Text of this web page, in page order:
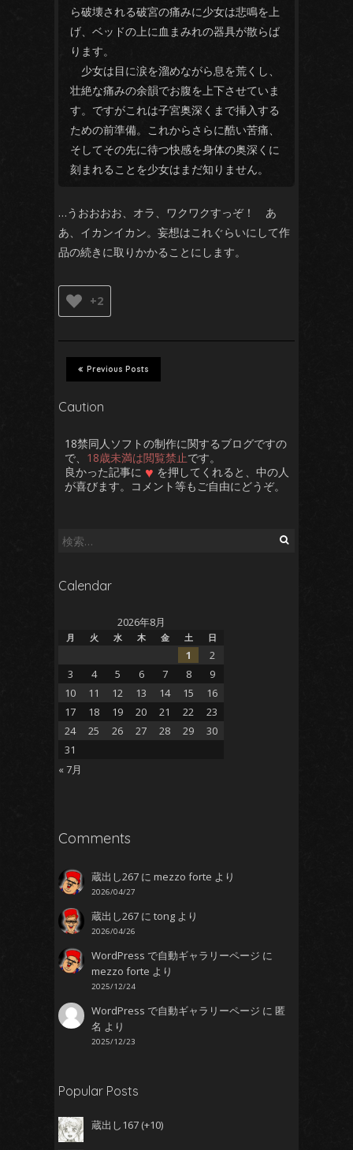
ら破壊される破宮の痛みに少女は悲鳴を上
げ、ベッドの上に血まみれの器具が散らば
ります。
少女は目に涙を溜めながら息を荒くし、
壮絶な痛みの余韻でお腹を上下させていま
す。ですがこれは子宮奥深くまで挿入する
ための前準備。これからさらに酷い苦痛、
そしてその先に待つ快感を身体の奥深くに
刻まれることを少女はまだ知りません。
…うおおおお、オラ、ワクワクすっぞ！ あ
あ、イカンイカン。妄想はこれぐらいにして作
品の続きに取りかかることにします。
+2
Previous Posts
Caution
18禁同人ソフトの制作に関するブログですの
で、 18歳未満は閲覧禁止です。
良かった記事に ♥ を押してくれると、中の人
が喜びます。コメント等もご自由にどうぞ。
検
Calendar
2026年8月
月 火 水 木 金 土 日
1
2
3
4 5 6 7 8
9
10
11 12 13 14 15
16
17
18 19 20 21 22
23
24
25 26 27 28 29
30
31
« 7月
Comments
蔵出し267 にmezzo forte より
2026/04/27
蔵出し267 にtong より
2026/04/26
WordPress で自動ギャラリーページ に
mezzo forte より
2025/12/24
WordPress で自動ギャラリーページ に匿
名 より
2025/12/23
Popular Posts
蔵出し167 +10